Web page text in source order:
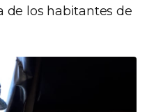
de los habitantes de